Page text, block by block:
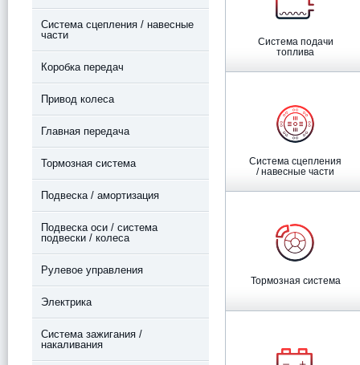
Система сцепления / навесные
части
Коробка передач
Привод колеса
Главная передача
Тормозная система
Подвеска / амортизация
Подвеска оси / система
подвески / колеса
Рулевое управления
Электрика
Система зажигания /
накаливания
Система подачи
топлива
Система сцепления
/ навесные части
Тормозная система